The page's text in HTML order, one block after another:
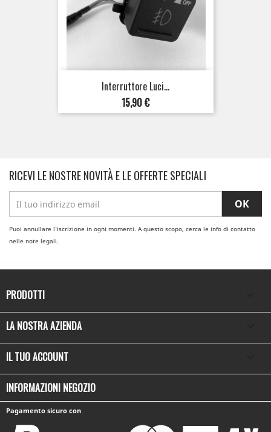
Interruttore Luci...
Prezzo
15,90 €
RICEVI LE NOSTRE NOVITÀ E LE OFFERTE SPECIALI
Puoi annullare l'iscrizione in ogni momenti. A questo scopo, cerca le info di contatto
nelle note legali.
PRODOTTI
LA NOSTRA AZIENDA
IL TUO ACCOUNT
INFORMAZIONI NEGOZIO
Pagamento sicuro con